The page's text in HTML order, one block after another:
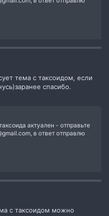
тема с таксоидом, если
спасибо.
актуален - отправьте
в ответ отправлю
с таксоидом можно